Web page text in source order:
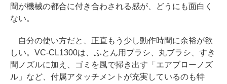
間が機械の都合に付き合わされる感が、どうにも面白く
ない。
自分の使い方だと、正直もう少し動作時間に余裕が欲
しい。VC-CL1300は、ふとん用ブラシ、丸ブラシ、すき
間ノズルに加え、ゴミを風で掃き出す「エアブローノズ
ル」など、付属アタッチメントが充実しているのも特